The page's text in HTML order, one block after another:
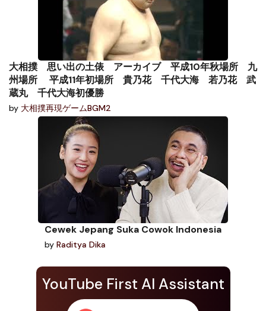
YouTube First AI Assistant
大相撲 思い出の土俵 アーカイブ 平成10年秋場所 九
州場所 平成11年初場所 貴乃花 千代大海 若乃花 武
蔵丸 千代大海初優勝
by 大相撲再現ゲームBGM2
Cewek Jepang Suka Cowok Indonesia
by Raditya Dika